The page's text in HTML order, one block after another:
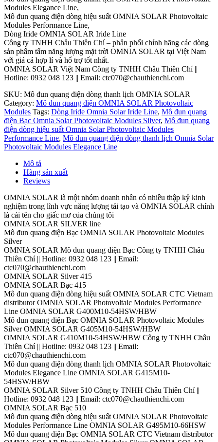
Modules Elegance Line,
Mô đun quang điện dòng hiệu suất OMNIA SOLAR Photovoltaic
Modules Performance Line,
Dòng Iride OMNIA SOLAR Iride Line
Công ty TNHH Châu Thiên Chí – phân phối chính hãng các dòng
sản phẩm tấm năng lượng mặt trời OMNIA SOLAR tại Việt Nam
với giá cả hợp lí và hổ trợ tốt nhất.
OMNIA SOLAR Việt Nam Công ty TNHH Châu Thiên Chí ||
Hotline: 0932 048 123 || Email: ctc070@chauthienchi.com
SKU: Mô đun quang điện dòng thanh lịch OMNIA SOLAR
Category: Mô đun quang điện OMNIA SOLAR Photovoltaic
Modules Tags: Dòng Iride Omnia Solar Iride Line, Mô đun quang
điện Bạc Omnia Solar Photovoltaic Modules Silver, Mô đun quang
điện dòng hiệu suất Omnia Solar Photovoltaic Modules
Performance Line, Mô đun quang điện dòng thanh lịch Omnia Solar
Photovoltaic Modules Elegance Line
Mô tả
Hãng sản xuất
Reviews
OMNIA SOLAR là một nhóm doanh nhân có nhiều thập kỷ kinh
nghiệm trong lĩnh vực năng lượng tái tạo và OMNIA SOLAR chính
là cái tên cho giấc mơ của chúng tôi
OMNIA SOLAR SILVER line
Mô đun quang điện Bạc OMNIA SOLAR Photovoltaic Modules
Silver
OMNIA SOLAR Mô đun quang điện Bạc Công ty TNHH Châu
Thiên Chí || Hotline: 0932 048 123 || Email:
ctc070@chauthienchi.com
OMNIA SOLAR Silver 415
OMNIA SOLAR Bạc 415
Mô đun quang điện dòng hiệu suất OMNIA SOLAR CTC Vietnam
distributor OMNIA SOLAR Photovoltaic Modules Performance
Line OMNIA SOLAR G400M10-54HSW/HBW
Mô đun quang điện Bạc OMNIA SOLAR Photovoltaic Modules
Silver OMNIA SOLAR G405M10-54HSW/HBW
OMNIA SOLAR G410M10-54HSW/HBW Công ty TNHH Châu
Thiên Chí || Hotline: 0932 048 123 || Email:
ctc070@chauthienchi.com
Mô đun quang điện dòng thanh lịch OMNIA SOLAR Photovoltaic
Modules Elegance Line OMNIA SOLAR G415M10-
54HSW/HBW
OMNIA SOLAR Silver 510 Công ty TNHH Châu Thiên Chí ||
Hotline: 0932 048 123 || Email: ctc070@chauthienchi.com
OMNIA SOLAR Bạc 510
Mô đun quang điện dòng hiệu suất OMNIA SOLAR Photovoltaic
Modules Performance Line OMNIA SOLAR G495M10-66HSW
Mô đun quang điện Bạc OMNIA SOLAR CTC Vietnam distributor